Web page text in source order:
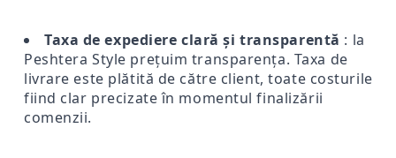
Taxa de expediere clară și transparentă : la
Peshtera Style prețuim transparența. Taxa de
livrare este plătită de către client, toate costurile
fiind clar precizate în momentul finalizării
comenzii.